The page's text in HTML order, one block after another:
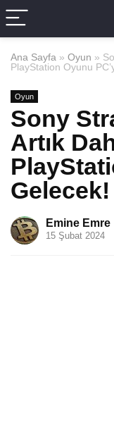
Ana Sayfa » Oyun »
PlayStation Oyunu
Oyun
Sony
Artık
Gelecek!
Emine Emre
15 Şubat 2024